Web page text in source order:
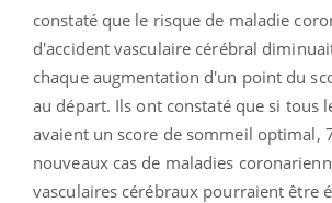
constaté que le risque de maladie
d'accident vasculaire cérébral
chaque augmentation d'un point du
au départ. Ils ont constaté que si tous
avaient un score de sommeil optimal,
nouveaux cas de maladies
vasculaires cérébraux pourraient être